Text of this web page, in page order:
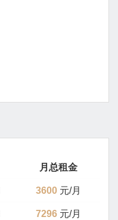
月总租金
3600 元/月
7296 元/月